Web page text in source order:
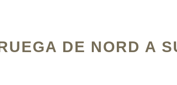
DE NORD A